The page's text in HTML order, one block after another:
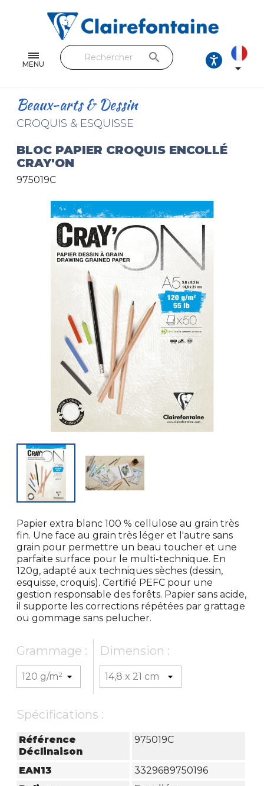
MENU
Feuilles & Copies
Beaux-arts & Dessin
Loisirs créatifs
Cuir & trousses
RETROUVEZ NOS COLLECTIONS
Toutes les collections
search

Beaux-arts & Dessin
CROQUIS & ESQUISSE
BLOC PAPIER CROQUIS ENCOLLÉ
CRAY'ON
975019C
Papier extra blanc 100 % cellulose au grain très
fin. Une face au grain très léger et l'autre sans
grain pour permettre un beau toucher et une
parfaite surface pour le multi-technique. En
120g, adapté aux techniques sèches (dessin,
esquisse, croquis). Certifié PEFC pour une
gestion responsable des forêts. Papier sans acide,
il supporte les corrections répétées par grattage
ou gommage sans pelucher.
Grammage : Dimension :
Spécifications :
Référence
Déclinaison
975019C
EAN13
3329689750196